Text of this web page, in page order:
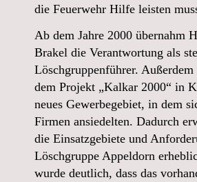
die Feuerwehr Hilfe leisten
Ab dem Jahre 2000 übernahm
Brakel die Verantwortung als
Löschgruppenführer.
dem Projekt „Kalkar 2000“ in
neues Gewerbegebiet, in dem
Firmen ansiedelten. Dadurch
die Einsatzgebiete und
Löschgruppe Appeldorn
wurde deutlich, dass das